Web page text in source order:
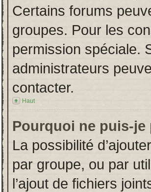
Certains forums
groupes. Pour les
permission spéciale.
administrateurs
contacter.
Haut
Pourquoi ne puis-
La possibilité
par groupe, ou par
l’ajout de fichiers